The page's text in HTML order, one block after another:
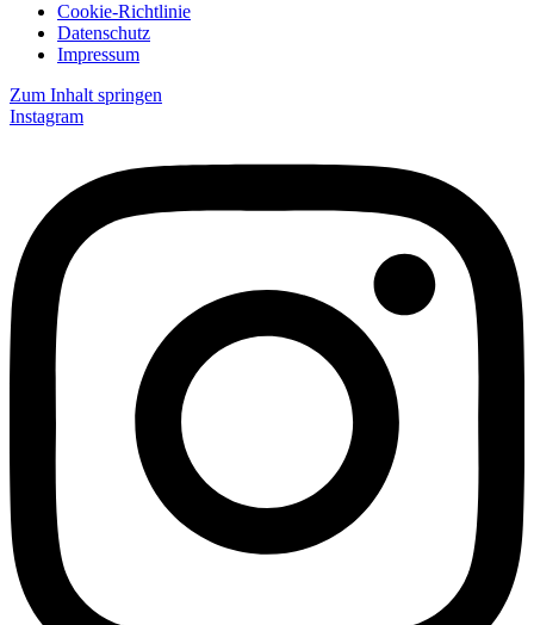
Cookie-Richtlinie
Datenschutz
Impressum
Zum Inhalt springen
Instagram